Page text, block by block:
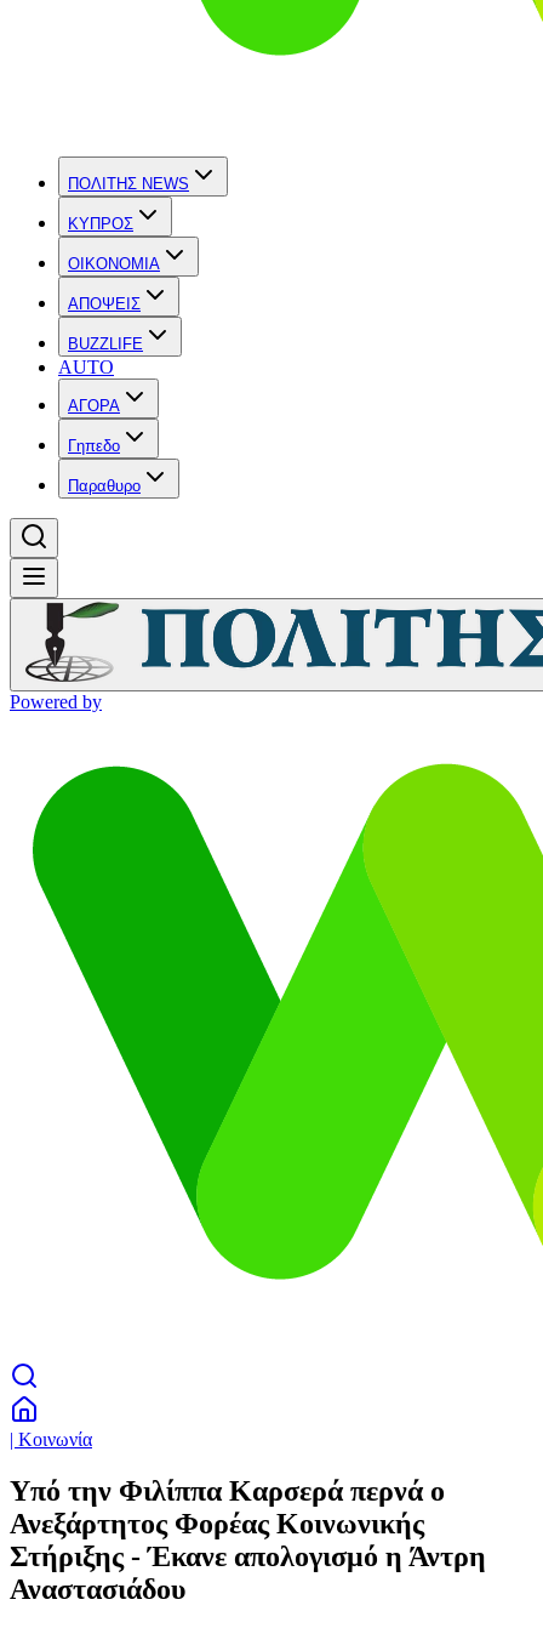
ΠΟΛΙΤΗΣ NEWS
ΚΥΠΡΟΣ
OIKONOMIA
ΑΠΟΨΕΙΣ
BUZZLIFE
AUTO
ΑΓΟΡΑ
Γηπεδο
Παραθυρο
Powered by
| Κοινωνία
Υπό την Φιλίππα Καρσερά περνά ο
Ανεξάρτητος Φορέας Κοινωνικής
Στήριξης - Έκανε απολογισμό η Άντρη
Αναστασιάδου